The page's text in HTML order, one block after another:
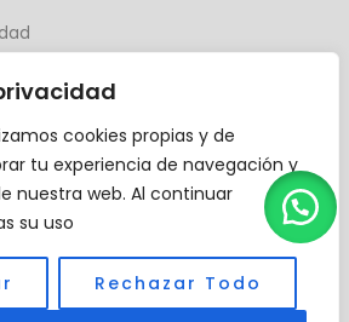
cookies propias y de
tu experiencia de navegación y
nuestra web. Al continuar
su uso
Rechazar Todo
© 2026 Hierros Fénix, C.A.